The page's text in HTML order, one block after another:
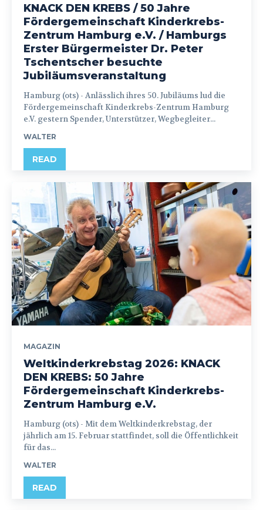
KNACK DEN KREBS / 50 Jahre
Fördergemeinschaft Kinderkrebs-
Zentrum Hamburg e.V. / Hamburgs
Erster Bürgermeister Dr. Peter
Tschentscher besuchte
Jubiläumsveranstaltung
Hamburg (ots) - Anlässlich ihres 50. Jubiläums lud die
Fördergemeinschaft Kinderkrebs-Zentrum Hamburg
e.V. gestern Spender, Unterstützer, Wegbegleiter...
WALTER
READ
MAGAZIN
Weltkinderkrebstag 2026: KNACK
DEN KREBS: 50 Jahre
Fördergemeinschaft Kinderkrebs-
Zentrum Hamburg e.V.
Hamburg (ots) - Mit dem Weltkinderkrebstag, der
jährlich am 15. Februar stattfindet, soll die Öffentlichkeit
für das...
WALTER
READ